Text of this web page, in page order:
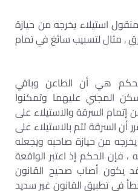
استيلاء يخرجه من حيازة
. مثال لتسبيب سائغ في تمام
هي أن الطاعن وباقي
المجني عليهما وتمكنوا
إتمام السرقة والاستيلاء على
السرقة تتم بالاستيلاء على
من حيازة صاحبه ويجعله
الحكم إذ اعتبر الواقعة
يكون أصاب صحيح القانون
في تطبيق القانون غير سديد